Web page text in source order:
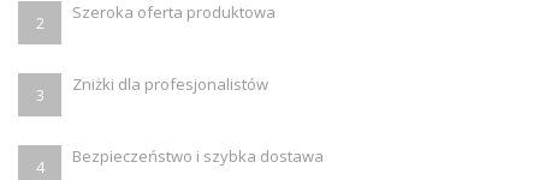
2 Szeroka oferta produktowa
3 Zniżki dla profesjonalistów
4 Bezpieczeństwo i szybka dostawa